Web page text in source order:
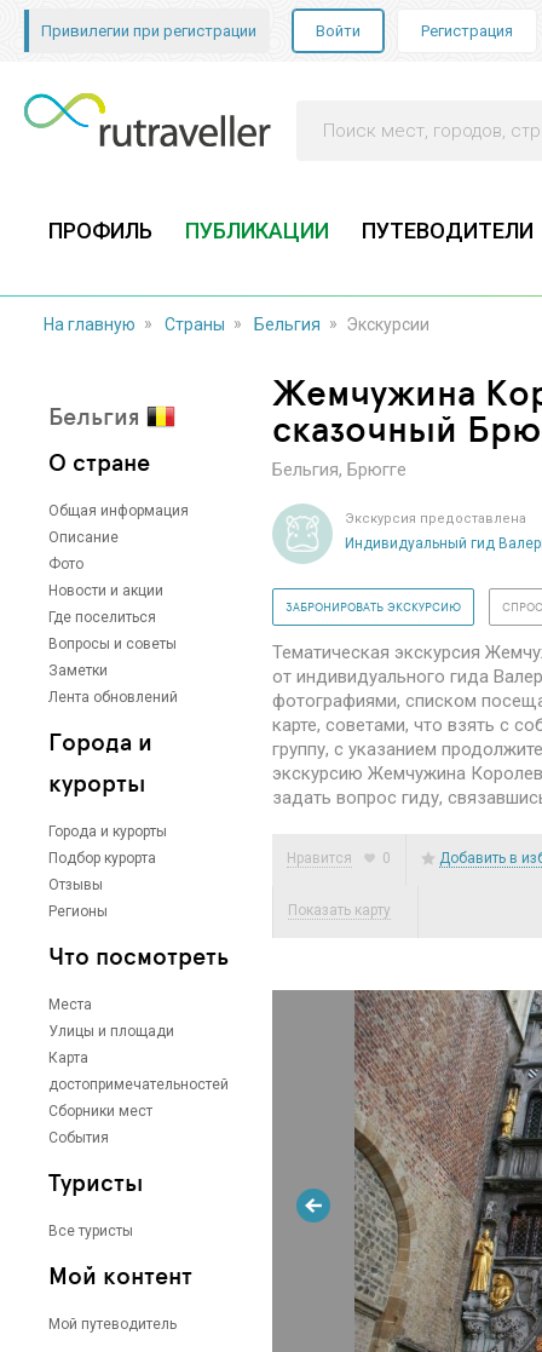
Привилегии при регистрации Войти Регистрация
ПРОФИЛЬ ПУБЛИКАЦИИ ПУТЕВОДИТЕЛИ
На главную » Страны » Бельгия » Экскурсии
Бельгия
О стране
Общая информация
Описание
Фото
Новости и акции
Где поселиться
Вопросы и советы
Заметки
Лента обновлений
Города и
курорты
Города и курорты
Подбор курорта
Отзывы
Регионы
Что посмотреть
Места
Улицы и площади
Карта
достопримечательностей
Сборники мест
События
Туристы
Все туристы
Мой контент
Мой путеводитель
Жемчужина
сказочный
Бельгия, Брюгге
Экскурсия предоставлена
Индивидуальный гид
ЗАБРОНИРОВАТЬ ЭКСКУРСИЮ
Тематическая экскурсия
от индивидуального гида
фотографиями, списком
карте, советами, что взять с
группу, с указанием
экскурсию Жемчужина
задать вопрос гиду,
Нравится 0 Добавить в
Показать карту